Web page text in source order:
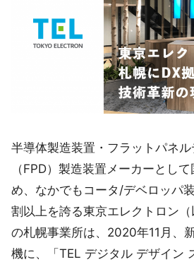
半導体製造装置・フラットパネル
（FPD）製造装置メーカーとし
め、なかでもコータ/デベロッパ
割以上を誇る東京エレクトロン
の札幌事業所は、2020年11月、
機に、「TEL デジタル デザイン